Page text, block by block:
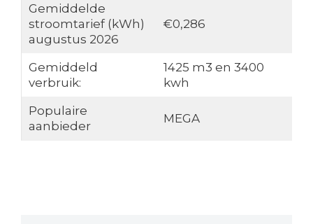
Gemiddelde
stroomtarief (kWh)
augustus 2026
€0,286
Gemiddeld
verbruik:
1425 m3 en 3400
kwh
Populaire
aanbieder
MEGA